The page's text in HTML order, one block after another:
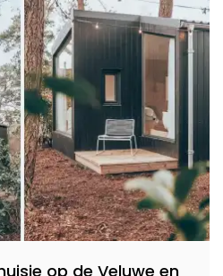
op de Veluwe en